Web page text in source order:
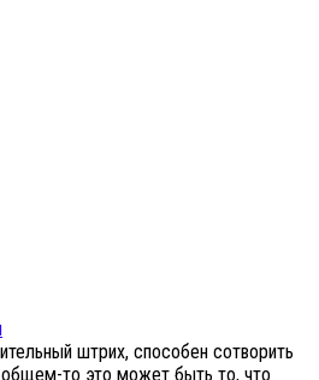
штрих, способен сотворить
то это может быть то, что